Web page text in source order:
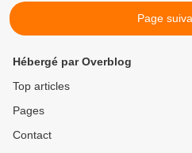
Page
Hébergé par Overblog
Top articles
Pages
Contact